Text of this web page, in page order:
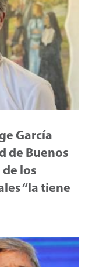
García
de Buenos
los
“la tiene